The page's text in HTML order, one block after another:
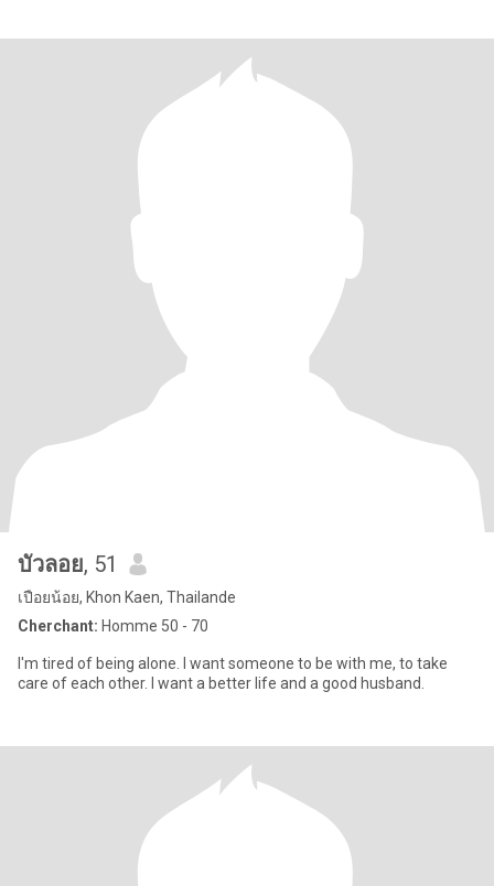
บัวลอย, 51
เปือยน้อย, Khon Kaen, Thailande
Cherchant: Homme 50 - 70
I'm tired of being alone. I want someone to be with me, to take
care of each other. I want a better life and a good husband.